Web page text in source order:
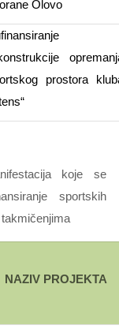
Olovo
prostora
koje se
sportskih
NAZIV PROJEKTA